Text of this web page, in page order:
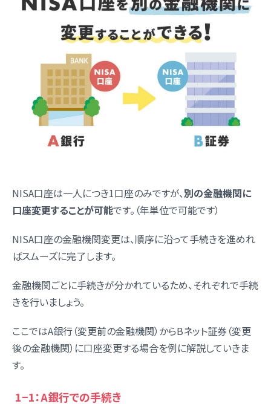
NISA口座は一人につき1口座のみですが、別の金融機関に
口座変更することが可能です。（年単位で可能です）
NISA口座の金融機関変更は、順序に沿って手続きを進めれ
ばスムーズに完了します。
金融機関ごとに手続きが分かれているため、それぞれで手続
きを行いましょう。
ここではA銀行（変更前の金融機関）からBネット証券（変更
後の金融機関）に口座変更する場合を例に解説していきま
す。
1−1：A銀行での手続き